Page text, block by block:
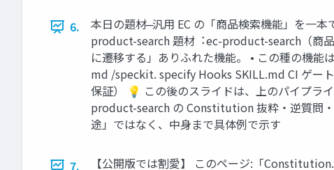
6.
本⽇の題材 ̶ 汎⽤ EC の「商品検索機能」を⼀
product-search 題材︓ec-product-search（商
に遷移する」ありふれた機能。 • この種の機
md /speckit. specify Hooks SKILL.md CI
保証） 💡 この後のスライドは、上のパイプラ
product-search の Constitution 抜粋・逆質問
途」ではなく、中⾝まで具体例で⽰す
7. 【公開版では割愛】 このページ:「